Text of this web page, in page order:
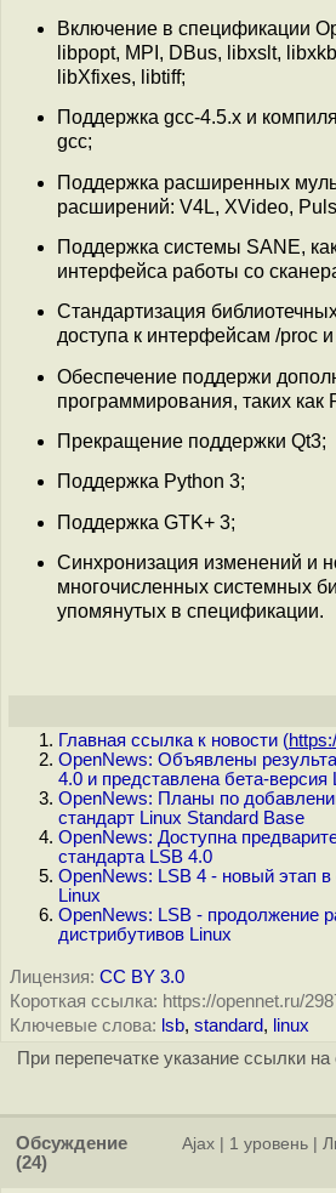
Включение в спецификации
libpopt, MPI, DBus, libxslt,
libXfixes, libtiff;
Поддержка gcc-4.5.x и
gcc;
Поддержка расширенных
расширений: V4L, XVideo,
Поддержка системы SANE,
интерфейса работы со
Стандартизация
доступа к интерфейсам /proc и
Обеспечение поддержи
программирования, таких как
Прекращение поддержки Qt3;
Поддержка Python 3;
Поддержка GTK+ 3;
Синхронизация изменений и
многочисленных системных
упомянутых в спецификации.
Главная ссылка к новости (
OpenNews: Объявлены
4.0 и представлена бета-версия
OpenNews: Планы по
стандарт Linux Standard Base
OpenNews: Доступна
стандарта LSB 4.0
OpenNews: LSB 4 - новый этап
Linux
OpenNews: LSB - продолжение
дистрибутивов Linux
Лицензия: CC BY 3.0
Короткая ссылка: https://opennet.ru/
Ключевые слова: lsb, standard, linux
При перепечатке указание ссылки
Обсуждение
(24)
Ajax 1 уровень